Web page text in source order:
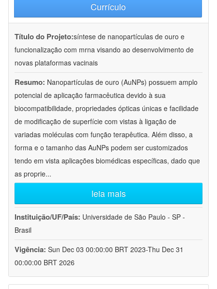
Currículo
Título do Projeto:síntese de nanopartículas de ouro e
funcionalização com mrna visando ao desenvolvimento de
novas plataformas vacinais
Resumo: Nanopartículas de ouro (AuNPs) possuem amplo
potencial de aplicação farmacêutica devido à sua
biocompatibilidade, propriedades ópticas únicas e facilidade
de modificação de superfície com vistas à ligação de
variadas moléculas com função terapêutica. Além disso, a
forma e o tamanho das AuNPs podem ser customizados
tendo em vista aplicações biomédicas específicas, dado que
as proprie...
leia mais
Instituição/UF/País: Universidade de São Paulo - SP -
Brasil
Vigência: Sun Dec 03 00:00:00 BRT 2023-Thu Dec 31
00:00:00 BRT 2026